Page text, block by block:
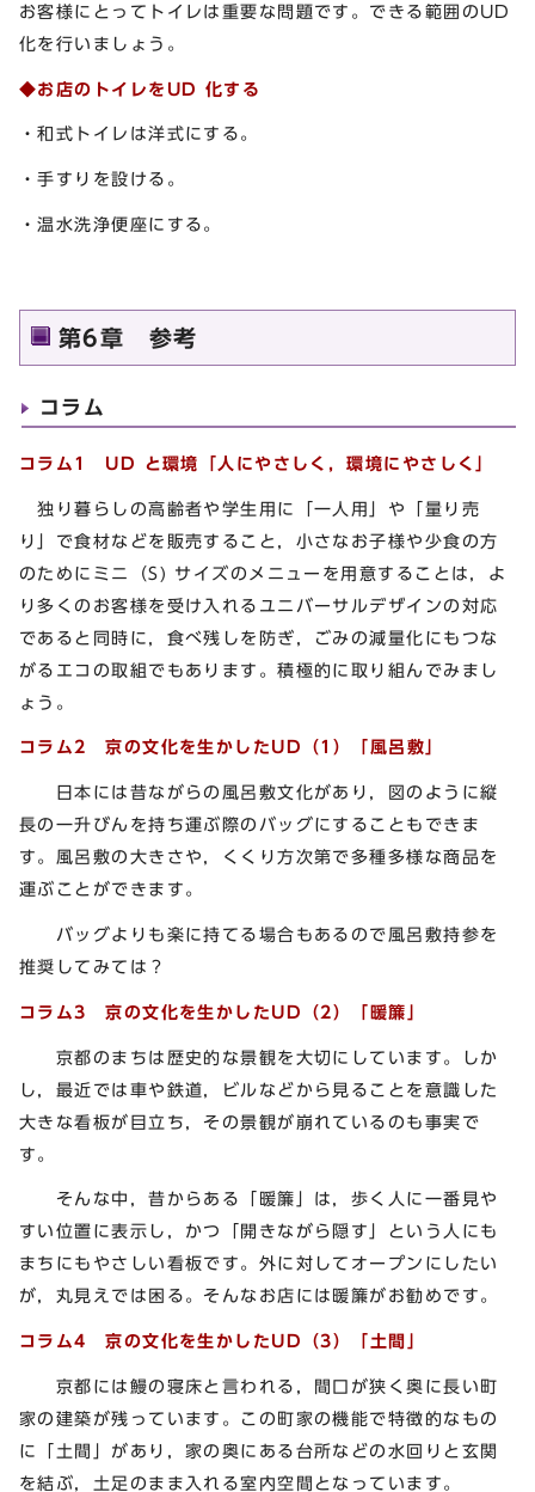
お客様にとってトイレは重要な問題です。できる範囲のUD
化を行いましょう。
◆お店のトイレをUD 化する
・和式トイレは洋式にする。
・手すりを設ける。
・温水洗浄便座にする。
第6章 参考
コラム
コラム1 UD と環境 「人にやさしく，環境にやさしく」
独り暮らしの高齢者や学生用に「一人用」や「量り売
り」で食材などを販売すること，小さなお子様や少食の方
のためにミニ（S) サイズのメニューを用意することは，よ
り多くのお客様を受け入れるユニバーサルデザインの対応
であると同時に，食べ残しを防ぎ，ごみの減量化にもつな
がるエコの取組でもあります。積極的に取り組んでみまし
ょう。
コラム2 京の文化を生かしたUD（1） 「風呂敷」
日本には昔ながらの風呂敷文化があり，図のように縦
長の一升びんを持ち運ぶ際のバッグにすることもできま
す。風呂敷の大きさや，くくり方次第で多種多様な商品を
運ぶことができます。
バッグよりも楽に持てる場合もあるので風呂敷持参を
推奨してみては？
コラム3 京の文化を生かしたUD（2） 「暖簾」
京都のまちは歴史的な景観を大切にしています。しか
し，最近では車や鉄道，ビルなどから見ることを意識した
大きな看板が目立ち，その景観が崩れているのも事実で
す。
そんな中，昔からある「暖簾」は，歩く人に一番見や
すい位置に表示し，かつ「開きながら隠す」という人にも
まちにもやさしい看板です。外に対してオープンにしたい
が，丸見えでは困る。そんなお店には暖簾がお勧めです。
コラム4 京の文化を生かしたUD（3） 「土間」
京都には鰻の寝床と言われる，間口が狭く奥に長い町
家の建築が残っています。この町家の機能で特徴的なもの
に「土間」があり，家の奥にある台所などの水回りと玄関
を結ぶ，土足のまま入れる室内空間となっています。